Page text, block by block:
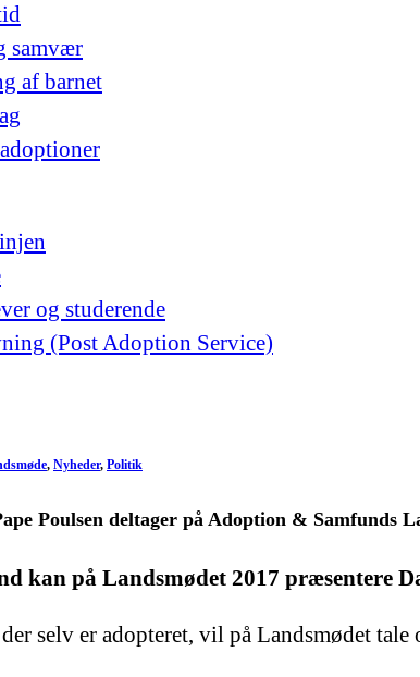
samvær
af barnet
og studerende
(Post Adoption Service)
, Nyheder, Politik
Poulsen deltager på Adoption & Samfunds
kan på Landsmødet 2017 præsentere
der selv er adopteret, vil på Landsmødet